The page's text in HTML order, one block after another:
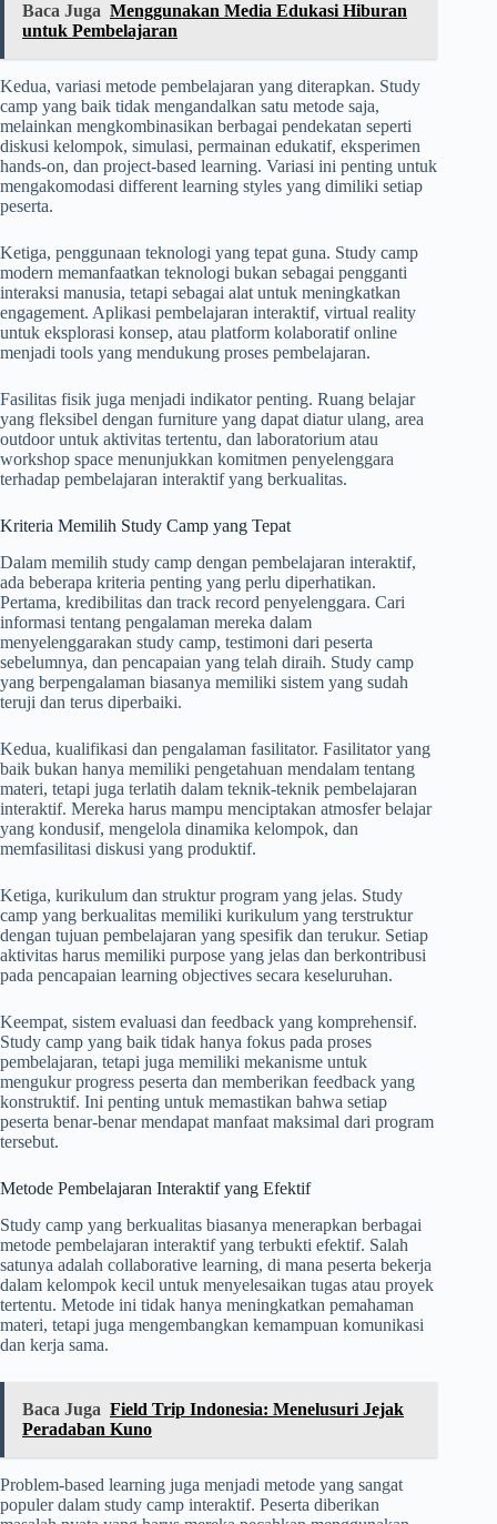
Baca Juga Menggunakan Media Edukasi Hiburan
untuk Pembelajaran
Kedua, variasi metode pembelajaran yang diterapkan. Study
camp yang baik tidak mengandalkan satu metode saja,
melainkan mengkombinasikan berbagai pendekatan seperti
diskusi kelompok, simulasi, permainan edukatif, eksperimen
hands-on, dan project-based learning. Variasi ini penting untuk
mengakomodasi different learning styles yang dimiliki setiap
peserta.
Ketiga, penggunaan teknologi yang tepat guna. Study camp
modern memanfaatkan teknologi bukan sebagai pengganti
interaksi manusia, tetapi sebagai alat untuk meningkatkan
engagement. Aplikasi pembelajaran interaktif, virtual reality
untuk eksplorasi konsep, atau platform kolaboratif online
menjadi tools yang mendukung proses pembelajaran.
Fasilitas fisik juga menjadi indikator penting. Ruang belajar
yang fleksibel dengan furniture yang dapat diatur ulang, area
outdoor untuk aktivitas tertentu, dan laboratorium atau
workshop space menunjukkan komitmen penyelenggara
terhadap pembelajaran interaktif yang berkualitas.
Kriteria Memilih Study Camp yang Tepat
Dalam memilih study camp dengan pembelajaran interaktif,
ada beberapa kriteria penting yang perlu diperhatikan.
Pertama, kredibilitas dan track record penyelenggara. Cari
informasi tentang pengalaman mereka dalam
menyelenggarakan study camp, testimoni dari peserta
sebelumnya, dan pencapaian yang telah diraih. Study camp
yang berpengalaman biasanya memiliki sistem yang sudah
teruji dan terus diperbaiki.
Kedua, kualifikasi dan pengalaman fasilitator. Fasilitator yang
baik bukan hanya memiliki pengetahuan mendalam tentang
materi, tetapi juga terlatih dalam teknik-teknik pembelajaran
interaktif. Mereka harus mampu menciptakan atmosfer belajar
yang kondusif, mengelola dinamika kelompok, dan
memfasilitasi diskusi yang produktif.
Ketiga, kurikulum dan struktur program yang jelas. Study
camp yang berkualitas memiliki kurikulum yang terstruktur
dengan tujuan pembelajaran yang spesifik dan terukur. Setiap
aktivitas harus memiliki purpose yang jelas dan berkontribusi
pada pencapaian learning objectives secara keseluruhan.
Keempat, sistem evaluasi dan feedback yang komprehensif.
Study camp yang baik tidak hanya fokus pada proses
pembelajaran, tetapi juga memiliki mekanisme untuk
mengukur progress peserta dan memberikan feedback yang
konstruktif. Ini penting untuk memastikan bahwa setiap
peserta benar-benar mendapat manfaat maksimal dari program
tersebut.
Metode Pembelajaran Interaktif yang Efektif
Study camp yang berkualitas biasanya menerapkan berbagai
metode pembelajaran interaktif yang terbukti efektif. Salah
satunya adalah collaborative learning, di mana peserta bekerja
dalam kelompok kecil untuk menyelesaikan tugas atau proyek
tertentu. Metode ini tidak hanya meningkatkan pemahaman
materi, tetapi juga mengembangkan kemampuan komunikasi
dan kerja sama.
Baca Juga Field Trip Indonesia: Menelusuri Jejak
Peradaban Kuno
Problem-based learning juga menjadi metode yang sangat
populer dalam study camp interaktif. Peserta diberikan